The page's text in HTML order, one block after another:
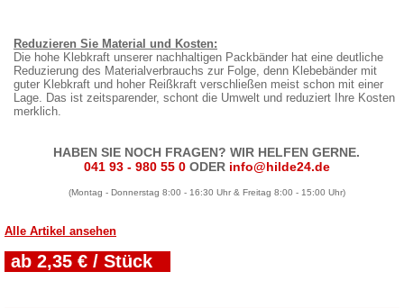
Reduzieren Sie Material und Kosten:
Die hohe Klebkraft unserer nachhaltigen Packbänder hat eine deutliche
Reduzierung des Materialverbrauchs zur Folge, denn Klebebänder mit
guter Klebkraft und hoher Reißkraft verschließen meist schon mit einer
Lage. Das ist zeitsparender, schont die Umwelt und reduziert Ihre Kosten
merklich.
HABEN SIE NOCH FRAGEN? WIR HELFEN GERNE.
041 93 - 980 55 0 ODER info@hilde24.de
(Montag - Donnerstag 8:00 - 16:30 Uhr & Freitag 8:00 - 15:00 Uhr)
Alle Artikel ansehen
ab 2,35 € / Stück